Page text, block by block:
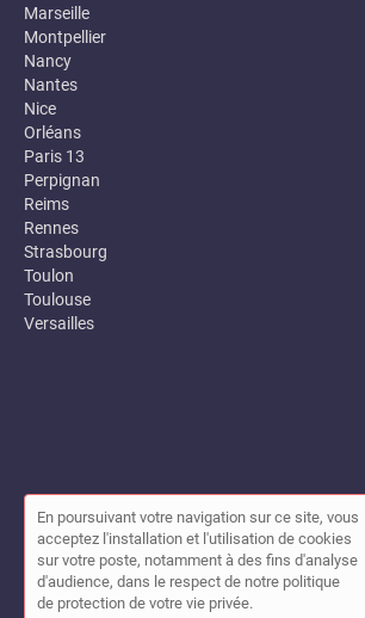
Marseille
Montpellier
Nancy
Nantes
Nice
Orléans
Paris 13
Perpignan
Reims
Rennes
Strasbourg
Toulon
Toulouse
Versailles
© Annuaire des entreprises locales (Garance)
Mon compte|Contact
Conditions générales d'utilisation|Mentions
Cet annuaire a été créé avec ❤ par
En poursuivant votre navigation sur ce site, vous
acceptez l'installation et l'utilisation de cookies
sur votre poste, notamment à des fins d'analyse
d'audience, dans le respect de notre politique
de protection de votre vie privée.